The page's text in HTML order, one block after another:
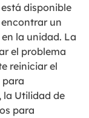
disponible
un
la unidad. La
el problema
reiniciar el
para
la Utilidad de
para